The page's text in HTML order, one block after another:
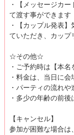
・【メッセージカ
て渡す事ができます
・【カップル発表
ていただき、カップ
☆その他☆
・ご予約時は【本
・料金は、当日に
・パーティの流れ
・多少の年齢の前後
【キャンセル】
参加が困難な場合は